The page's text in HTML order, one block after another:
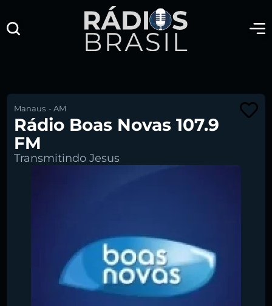
Manaus -AM
Rádio Boas Novas 107.9
FM
Transmitindo Jesus